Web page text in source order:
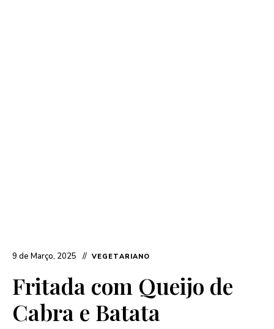
9 de Março, 2025 VEGETARIANO
Fritada com Queijo de
Cabra e Batata